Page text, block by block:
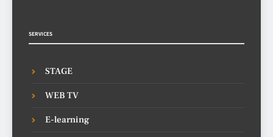
SERVICES
STAGE
WEB TV
E-learning